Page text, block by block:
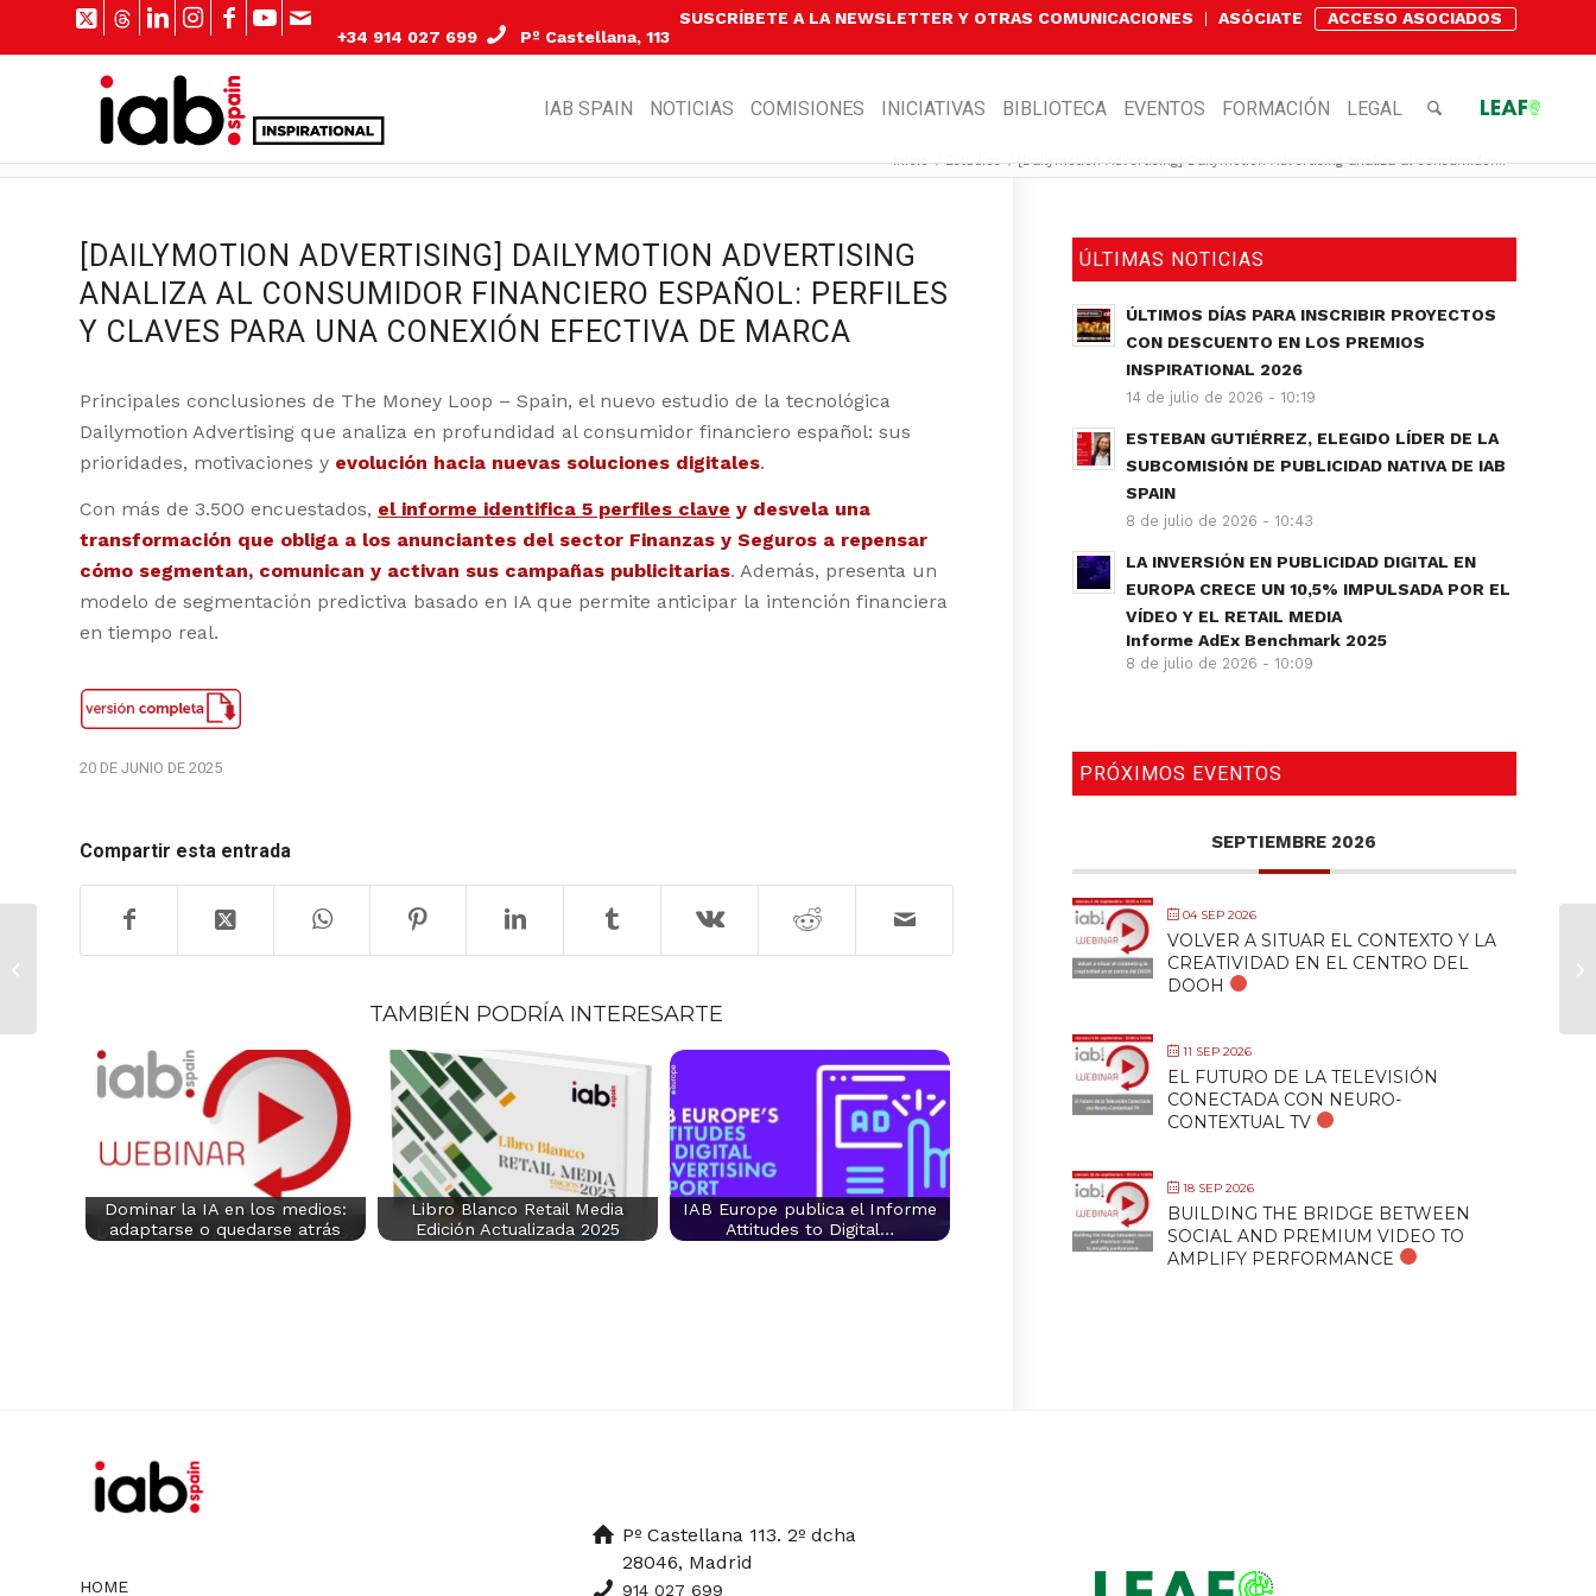
SUSCRÍBETE A LA NEWSLETTER Y OTRAS COMUNICACIONES ASÓCIATE
ACCESO ASOCIADOS
+34 914 027 699
Pº Castellana, 113
IAB SPAIN NOTICIAS COMISIONES INICIATIVAS BIBLIOTECA EVENTOS FORMACIÓN LEGAL
Inicio / Estudios / [Dailymotion Advertising] Dailymotion Advertising analiza al consumidor...
[DAILYMOTION ADVERTISING] DAILYMOTION ADVERTISING
ANALIZA AL CONSUMIDOR FINANCIERO ESPAÑOL: PERFILES
Y CLAVES PARA UNA CONEXIÓN EFECTIVA DE MARCA
Principales conclusiones de The Money Loop – Spain, el nuevo estudio de la tecnológica
Dailymotion Advertising que analiza en profundidad al consumidor financiero español: sus
prioridades, motivaciones y evolución hacia nuevas soluciones digitales.
Con más de 3.500 encuestados, el informe identifica 5 perfiles clave y desvela una
transformación que obliga a los anunciantes del sector Finanzas y Seguros a repensar
cómo segmentan, comunican y activan sus campañas publicitarias. Además, presenta un
modelo de segmentación predictiva basado en IA que permite anticipar la intención financiera
en tiempo real.
20 DE JUNIO DE 2025
Compartir esta entrada
TAMBIÉN PODRÍA INTERESARTE
Dominar la IA en los medios:
adaptarse o quedarse atrás
Libro Blanco Retail Media
Edición Actualizada 2025
IAB Europe publica el Informe
Attitudes to Digital…
ÚLTIMAS NOTICIAS
ÚLTIMOS DÍAS PARA INSCRIBIR PROYECTOS
CON DESCUENTO EN LOS PREMIOS
INSPIRATIONAL 2026
14 de julio de 2026 - 10:19
ESTEBAN GUTIÉRREZ, ELEGIDO LÍDER DE LA
SUBCOMISIÓN DE PUBLICIDAD NATIVA DE IAB
SPAIN
8 de julio de 2026 - 10:43
LA INVERSIÓN EN PUBLICIDAD DIGITAL EN
EUROPA CRECE UN 10,5% IMPULSADA POR EL
VÍDEO Y EL RETAIL MEDIA
Informe AdEx Benchmark 2025
8 de julio de 2026 - 10:09
PRÓXIMOS EVENTOS
SEPTIEMBRE 2026
04 SEP 2026
VOLVER A SITUAR EL CONTEXTO Y LA
CREATIVIDAD EN EL CENTRO DEL
DOOH
11 SEP 2026
EL FUTURO DE LA TELEVISIÓN
CONECTADA CON NEURO-
CONTEXTUAL TV
18 SEP 2026
BUILDING THE BRIDGE BETWEEN
SOCIAL AND PREMIUM VIDEO TO
AMPLIFY PERFORMANCE
HOME
Pº Castellana 113. 2º dcha
28046, Madrid
914 027 699
Informe Performance
en TikTok 2025: